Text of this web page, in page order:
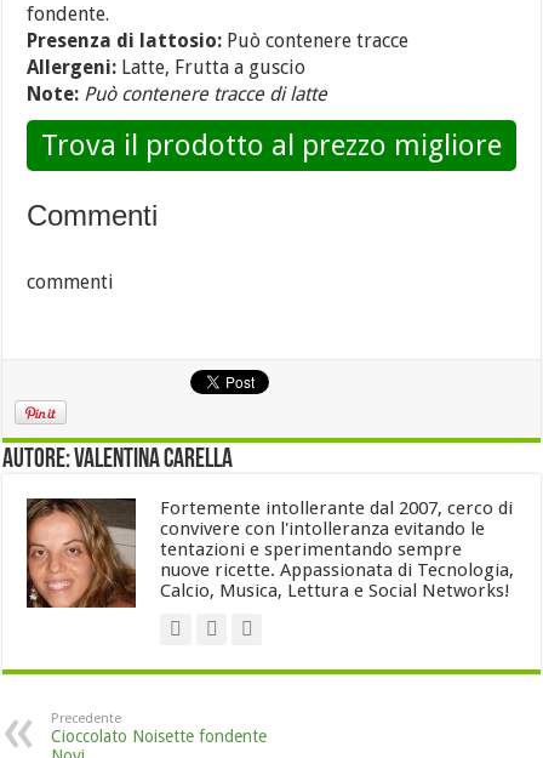
fondente.
Presenza di lattosio: Può contenere tracce
Allergeni: Latte, Frutta a guscio
Note: Può contenere tracce di latte
Trova il prodotto al prezzo migliore
Commenti
commenti
Autore: Valentina Carella
Fortemente intollerante dal 2007, cerco di
convivere con l'intolleranza evitando le
tentazioni e sperimentando sempre
nuove ricette. Appassionata di Tecnologia,
Calcio, Musica, Lettura e Social Networks!
Precedente
Cioccolato Noisette fondente